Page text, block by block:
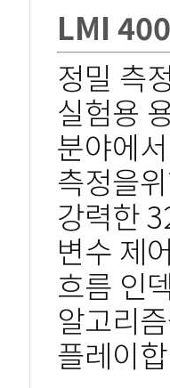
LMI
정밀 측
실험용
분야에
측정을
강력한
변수 제
흐름 인
알고리
플레이